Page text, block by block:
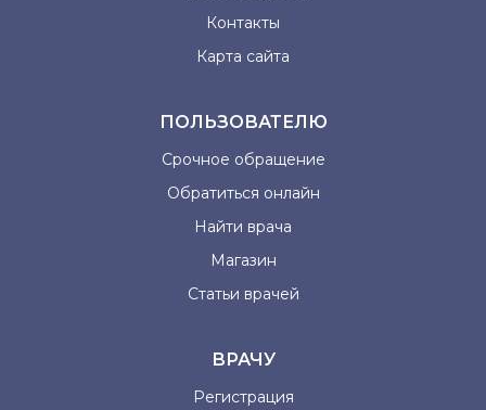
Контакты
Карта сайта
ПОЛЬЗОВАТЕЛЮ
Срочное обращение
Обратиться онлайн
Найти врача
Магазин
Статьи врачей
ВРАЧУ
Регистрация